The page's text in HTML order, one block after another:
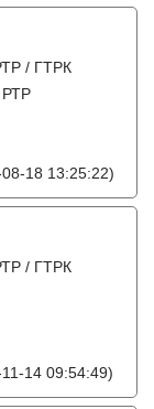
/ ГТРК
РТР
18 13:25:22)
/ ГТРК
14 09:54:49)